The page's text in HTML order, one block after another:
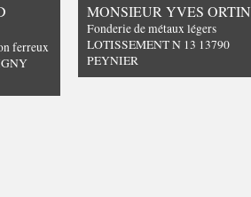
ferreux
MONSIEUR YVES ORTIN
Fonderie de métaux légers
LOTISSEMENT N 13 13790
PEYNIER